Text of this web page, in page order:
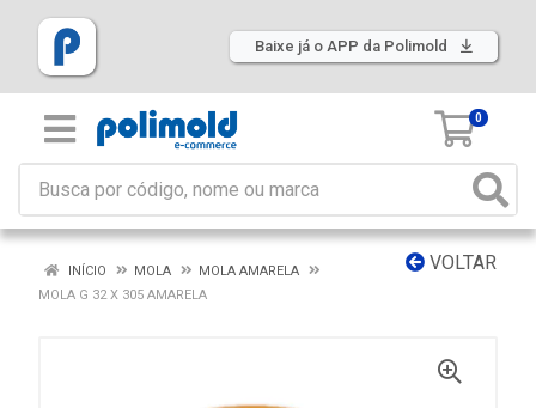
Baixe já o APP da Polimold
0
VOLTAR
INÍCIO MOLA
MOLA AMARELA
MOLA G 32 X 305 AMARELA